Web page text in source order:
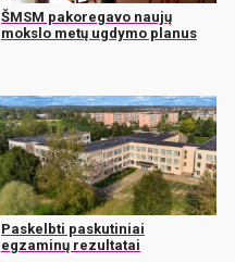
ŠMSM pakoregavo naujų
mokslo metų ugdymo planus
Paskelbti paskutiniai
egzaminų rezultatai